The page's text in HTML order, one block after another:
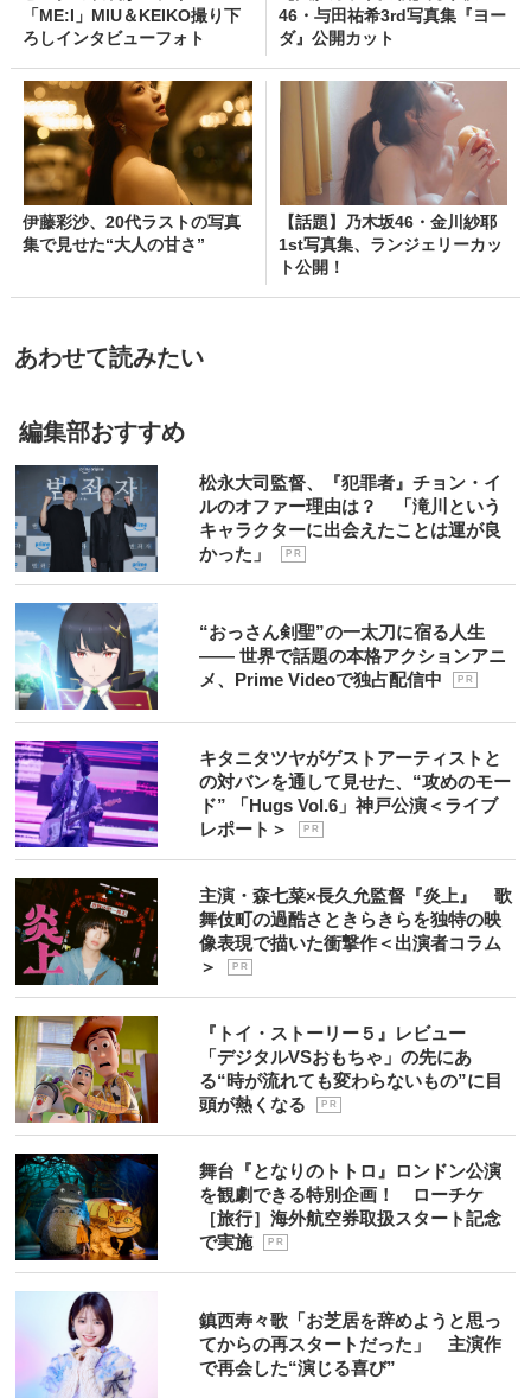
「ME:I」MIU＆KEIKO撮り下
ろしインタビューフォト
46・与田祐希3rd写真集『ヨー
ダ』公開カット
伊藤彩沙、20代ラストの写真
集で見せた“大人の甘さ”
【話題】乃木坂46・金川紗耶
1st写真集、ランジェリーカッ
ト公開！
あわせて読みたい
編集部おすすめ
松永大司監督、『犯罪者』チョン・イ
ルのオファー理由は？ 「滝川という
キャラクターに出会えたことは運が良
かった」
P R
“おっさん剣聖”の一太刀に宿る人生
―― 世界で話題の本格アクションアニ
メ、Prime Videoで独占配信中
P R
キタニタツヤがゲストアーティストと
の対バンを通して見せた、“攻めのモー
ド” 「Hugs Vol.6」神戸公演＜ライブ
レポート＞
P R
主演・森七菜×長久允監督『炎上』 歌
舞伎町の過酷さときらきらを独特の映
像表現で描いた衝撃作＜出演者コラム
＞
P R
『トイ・ストーリー５』レビュー
「デジタルVSおもちゃ」の先にあ
る“時が流れても変わらないもの”に目
頭が熱くなる
P R
舞台『となりのトトロ』ロンドン公演
を観劇できる特別企画！ ローチケ
［旅行］海外航空券取扱スタート記念
で実施
P R
鎮西寿々歌「お芝居を辞めようと思っ
てからの再スタートだった」 主演作
で再会した“演じる喜び”